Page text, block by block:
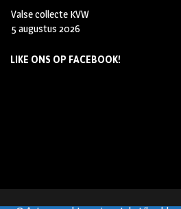
Valse collecte KVW
5 augustus 2026
LIKE ONS OP FACEBOOK!